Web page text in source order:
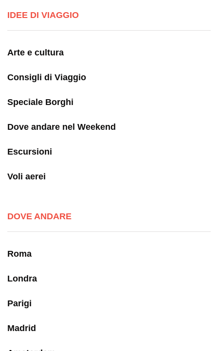
IDEE DI VIAGGIO
Arte e cultura
Consigli di Viaggio
Speciale Borghi
Dove andare nel Weekend
Escursioni
Voli aerei
DOVE ANDARE
Roma
Londra
Parigi
Madrid